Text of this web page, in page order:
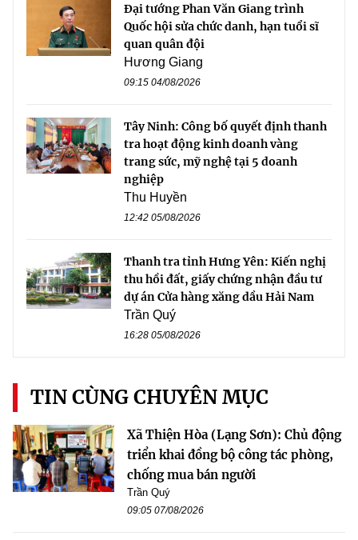
Đại tướng Phan Văn Giang trình
Quốc hội sửa chức danh, hạn tuổi sĩ
quan quân đội
Hương Giang
09:15 04/08/2026
Tây Ninh: Công bố quyết định thanh
tra hoạt động kinh doanh vàng
trang sức, mỹ nghệ tại 5 doanh
nghiệp
Thu Huyền
12:42 05/08/2026
Thanh tra tỉnh Hưng Yên: Kiến nghị
thu hồi đất, giấy chứng nhận đầu tư
dự án Cửa hàng xăng dầu Hải Nam
Trần Quý
16:28 05/08/2026
TIN CÙNG CHUYÊN MỤC
Xã Thiện Hòa (Lạng Sơn): Chủ động
triển khai đồng bộ công tác phòng,
chống mua bán người
Trần Quý
09:05 07/08/2026